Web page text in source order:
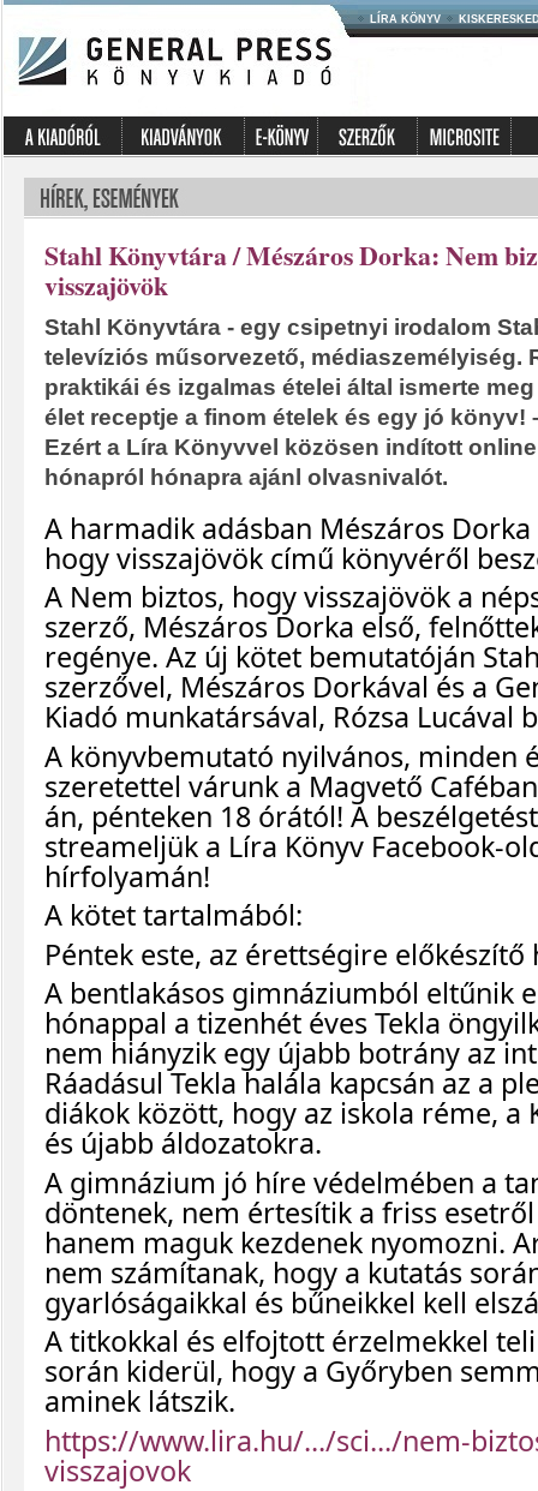
LÍRA KÖNYV
Stahl Könyvtára / Mészáros Dorka: Nem
visszajövök
Stahl Könyvtára - egy csipetnyi irodalom
televíziós műsorvezető, médiaszemélyiség.
praktikái és izgalmas ételei által ismerte
élet receptje a finom ételek és egy jó könyv!
Ezért a Líra Könyvvel közösen indított
hónapról hónapra ajánl olvasnivalót.
A harmadik adásban Mészáros
hogy visszajövök című könyvéről
A Nem biztos, hogy visszajövök a
szerző, Mészáros Dorka első,
regénye. Az új kötet bemutatóján
szerzővel, Mészáros Dorkával és a
Kiadó munkatársával, Rózsa Lucával
A könyvbemutató nyilvános, minden
szeretettel várunk a Magvető
án, pénteken 18 órától! A
streameljük a Líra Könyv Facebook-
hírfolyamán!
A kötet tartalmából:
Péntek este, az érettségire előkészítő
A bentlakásos gimnáziumból eltűnik
hónappal a tizenhét éves Tekla
nem hiányzik egy újabb botrány az
Ráadásul Tekla halála kapcsán az a
diákok között, hogy az iskola réme, a
és újabb áldozatokra.
A gimnázium jó híre védelmében a
döntenek, nem értesítik a friss
hanem maguk kezdenek nyomozni.
nem számítanak, hogy a kutatás
gyarlóságaikkal és bűneikkel kell
A titkokkal és elfojtott érzelmekkel
során kiderül, hogy a Győryben
aminek látszik.
https://www.lira.hu/.../sci.../nem-
visszajovok